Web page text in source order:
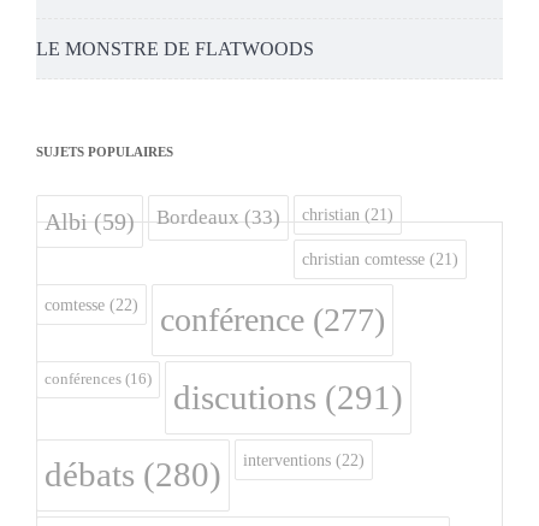
LE MONSTRE DE FLATWOODS
SUJETS POPULAIRES
Albi(59) Bordeaux(33) christian (21)
christian comtesse (21)
comtesse (22) conférence (277)
conférences (16) discutions (291)
débats (280) interventions (22)